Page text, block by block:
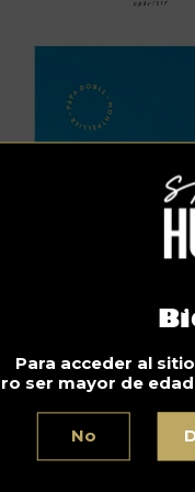
Para acceder al
ser mayor de
No